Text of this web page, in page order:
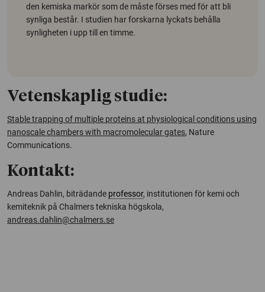
den kemiska markör som de måste förses med för att bli
synliga består. I studien har forskarna lyckats behålla
synligheten i upp till en timme.
Vetenskaplig studie:
Stable trapping of multiple proteins at physiological conditions using
nanoscale chambers with macromolecular gates, Nature
Communications.
Kontakt:
Andreas Dahlin, biträdande professor, institutionen för kemi och
kemiteknik på Chalmers tekniska högskola,
andreas.dahlin@chalmers.se